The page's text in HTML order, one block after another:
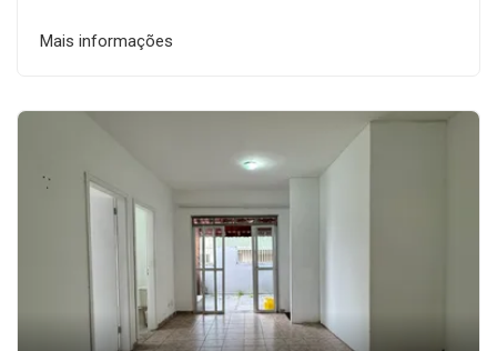
Mais informações